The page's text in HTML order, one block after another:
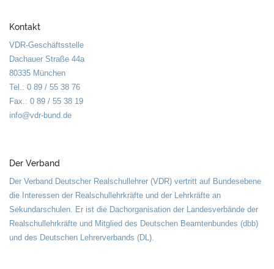
Kontakt
VDR-Geschäftsstelle
Dachauer Straße 44a
80335 München
Tel.: 0 89 / 55 38 76
Fax.: 0 89 / 55 38 19
info@vdr-bund.de
Der Verband
Der Verband Deutscher Realschullehrer (VDR) vertritt auf Bundesebene
die Interessen der Realschullehrkräfte und der Lehrkräfte an
Sekundarschulen. Er ist die Dachorganisation der Landesverbände der
Realschullehrkräfte und Mitglied des Deutschen Beamtenbundes (dbb)
und des Deutschen Lehrerverbands (DL).